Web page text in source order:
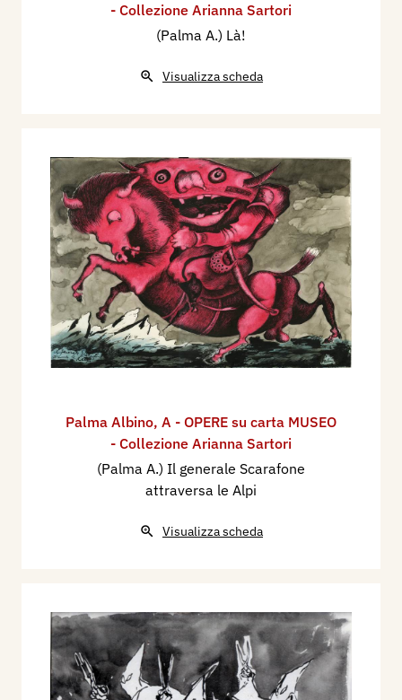
- Collezione Arianna Sartori
(Palma A.) Là!
Visualizza scheda
Palma Albino, A - OPERE su carta MUSEO
- Collezione Arianna Sartori
(Palma A.) Il generale Scarafone
attraversa le Alpi
Visualizza scheda